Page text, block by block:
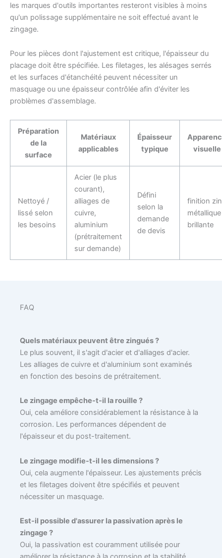
les marques d'outils importantes resteront visibles à moins
qu'un polissage supplémentaire ne soit effectué avant le
zingage.
Pour les pièces dont l'ajustement est critique, l'épaisseur du
placage doit être spécifiée. Les filetages, les alésages serrés
et les surfaces d'étanchéité peuvent nécessiter un
masquage ou une épaisseur contrôlée afin d'éviter les
problèmes d'assemblage.
Préparation
de la
surface
Matériaux
applicables
Épaisseur
typique
visuelle
Nettoyé /
lissé selon
les besoins
Acier (le plus
courant),
alliages de
cuivre,
aluminium
(prétraitement
sur demande)
Défini
selon la
demande
de devis
finition
métallique
brillante
FAQ
Quels matériaux peuvent être zingués ?
Le plus souvent, il s'agit d'acier et d'alliages d'acier.
Les alliages de cuivre et d'aluminium sont examinés
en fonction des besoins de prétraitement.
Le zingage empêche-t-il la rouille ?
Oui, cela améliore considérablement la résistance à la
corrosion. Les performances dépendent de
l'épaisseur et du post-traitement.
Le zingage modifie-t-il les dimensions ?
Oui, cela augmente l'épaisseur. Les ajustements précis
et les filetages doivent être spécifiés et peuvent
nécessiter un masquage.
Est-il possible d'assurer la passivation après le
zingage ?
Oui, la passivation est couramment utilisée pour